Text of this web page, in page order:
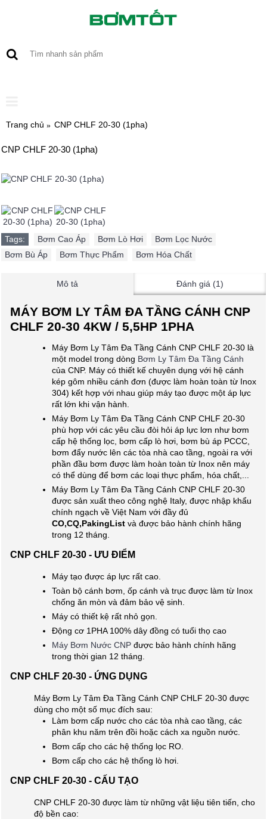
Trang chủ CNP CHLF 20-30 (1pha)
CNP CHLF 20-30 (1pha)
Tags: Bơm Cao Áp Bơm Lò Hơi Bơm Lọc Nước
Bơm Bù Áp
Bơm Thực Phẩm Bơm Hóa Chất
Mô tả Đánh giá (1)
MÁY BƠM LY TÂM ĐA TẦNG CÁNH CNP
CHLF 20-30 4KW / 5,5HP 1PHA
Máy Bơm Ly Tâm Đa Tầng Cánh CNP CHLF 20-30 là
một model trong dòng Bơm Ly Tâm Đa Tầng Cánh
của CNP. Máy có thiết kế chuyên dụng với hệ cánh
kép gôm nhiều cánh đơn (được làm hoàn toàn từ Inox
304) kết hợp với nhau giúp máy tạo được một áp lực
rất lớn khi vận hành.
Máy Bơm Ly Tâm Đa Tầng Cánh CNP CHLF 20-30
phù hợp với các yêu cầu đòi hỏi áp lực lơn như bơm
cấp hệ thống lọc, bơm cấp lò hơi, bơm bù áp PCCC,
bơm đẩy nước lên các tòa nhà cao tầng, ngoài ra với
phần đầu bơm được làm hoàn toàn từ Inox nên máy
có thể dùng để bơm các loại thực phẩm, hóa chất,...
Máy Bơm Ly Tâm Đa Tầng Cánh CNP CHLF 20-30
được sản xuất theo công nghệ Italy, được nhập khẩu
chính ngạch về Việt Nam với đầy đủ
CO,CQ,PakingList và được bảo hành chính hãng
trong 12 tháng.
CNP CHLF 20-30 - ƯU ĐIỂM
Máy tạo được áp lực rất cao.
Toàn bộ cánh bơm, ốp cánh và trục được làm từ Inox
chống ăn mòn và đảm bảo vệ sinh.
Máy có thiết kệ rất nhỏ gọn.
Động cơ 1PHA 100% dây đồng có tuổi thọ cao
Máy Bơm Nước CNP được bảo hành chính hãng
trong thời gian 12 tháng.
CNP CHLF 20-30 - ỨNG DỤNG
Máy Bơm Ly Tâm Đa Tầng Cánh CNP CHLF 20-30 được
dùng cho một số mục đích sau:
Làm bơm cấp nước cho các tòa nhà cao tầng, các
phân khu năm trên đồi hoặc cách xa nguồn nước.
Bơm cấp cho các hệ thống lọc RO.
Bơm cấp cho các hệ thống lò hơi.
CNP CHLF 20-30 - CẤU TẠO
CNP CHLF 20-30 được làm từ những vật liệu tiên tiến, cho
độ bền cao: